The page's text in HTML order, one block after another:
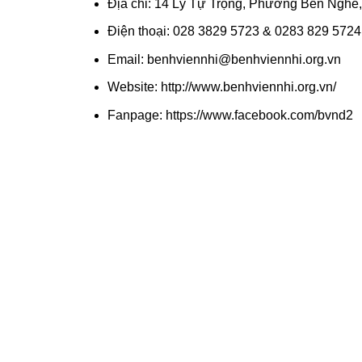
Địa chỉ: 14 Lý Tự Trọng, Phường Bến Nghé,
Điện thoại: 028 3829 5723 & 0283 829 5724
Email: benhviennhi@benhviennhi.org.vn
Website: http://www.benhviennhi.org.vn/
Fanpage: https://www.facebook.com/bvnd2